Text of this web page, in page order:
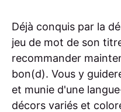
Déjà conquis par la
jeu de mot de son
recommander
bon(d). Vous y
et munie d'une
décors variés et